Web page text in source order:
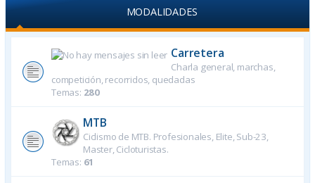
MODALIDADES
Carretera
Charla general, marchas,
competición, recorridos, quedadas
Temas: 280
MTB
Ciclismo de MTB. Profesionales, Elite, Sub-23,
Master, Cicloturistas.
Temas: 61